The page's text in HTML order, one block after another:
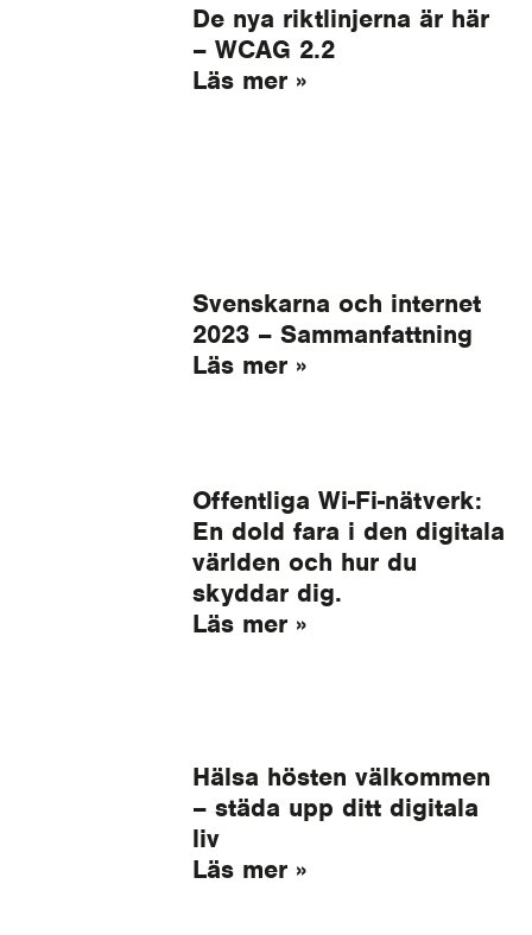
De nya riktlinjerna är här
– WCAG 2.2
Läs mer »
Svenskarna och internet
2023 – Sammanfattning
Läs mer »
Offentliga Wi-Fi-nätverk:
En dold fara i den digitala
världen och hur du
skyddar dig.
Läs mer »
Hälsa hösten välkommen
– städa upp ditt digitala
liv
Läs mer »